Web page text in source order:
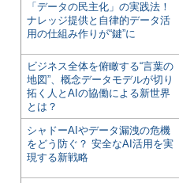
「データの民主化」の実践法！
ナレッジ提供と自律的データ活
用の仕組み作りが“鍵”に
ビジネス全体を俯瞰する“言葉の
地図”、概念データモデルが切り
拓く人とAIの協働による新世界
とは？
シャドーAIやデータ漏洩の危機
をどう防ぐ？ 安全なAI活用を実
現する新戦略